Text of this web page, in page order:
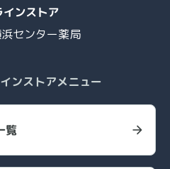
センター薬局
ンストアメニュー
覧